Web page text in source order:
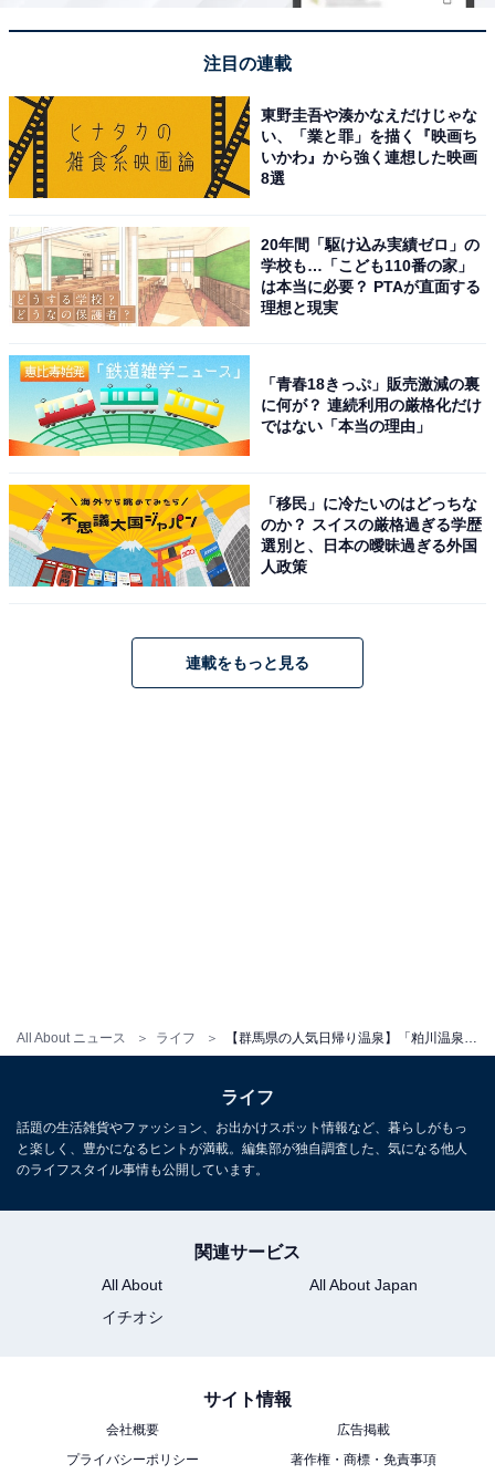
All About ニュース ライフ
アクセス・料金情報は？ 泊まれる？
アクセス
所在地：群馬県前橋市粕川町月田372-1
料金
平日：520円
注目の連載
東野圭吾や湊かなえだけじゃな
い、「業と罪」を描く『映画ち
いかわ』から強く連想した映画
8選
20年間「駆け込み実績ゼロ」の
学校も…「こども110番の家」
は本当に必要？ PTAが直面する
理想と現実
「青春18きっぷ」販売激減の裏
に何が？ 連続利用の厳格化だけ
ではない「本当の理由」
「移民」に冷たいのはどっちな
のか？ スイスの厳格過ぎる学歴
選別と、日本の曖昧過ぎる外国
人政策
連載をもっと見る
ライフ
話題の生活雑貨やファッション、お出かけスポット情報など、暮らしがもっ
と楽しく、豊かになるヒントが満載。編集部が独自調査した、気になる他人
のライフスタイル事情も公開しています。
関連サービス
All About
All About Japan
イチオシ
サイト情報
会社概要
広告掲載
プライバシーポリシー
著作権・商標・免責事項